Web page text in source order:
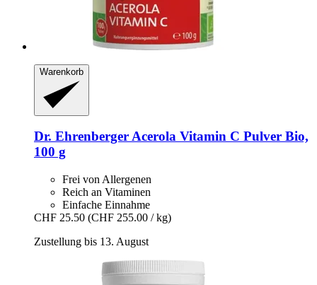
Warenkorb
Dr. EhrenbergerAcerola Vitamin C Pulver Bio,
100 g
Frei von Allergenen
Reich an Vitaminen
Einfache Einnahme
CHF 25.50 (CHF 255.00 / kg)
Zustellung bis 13. August